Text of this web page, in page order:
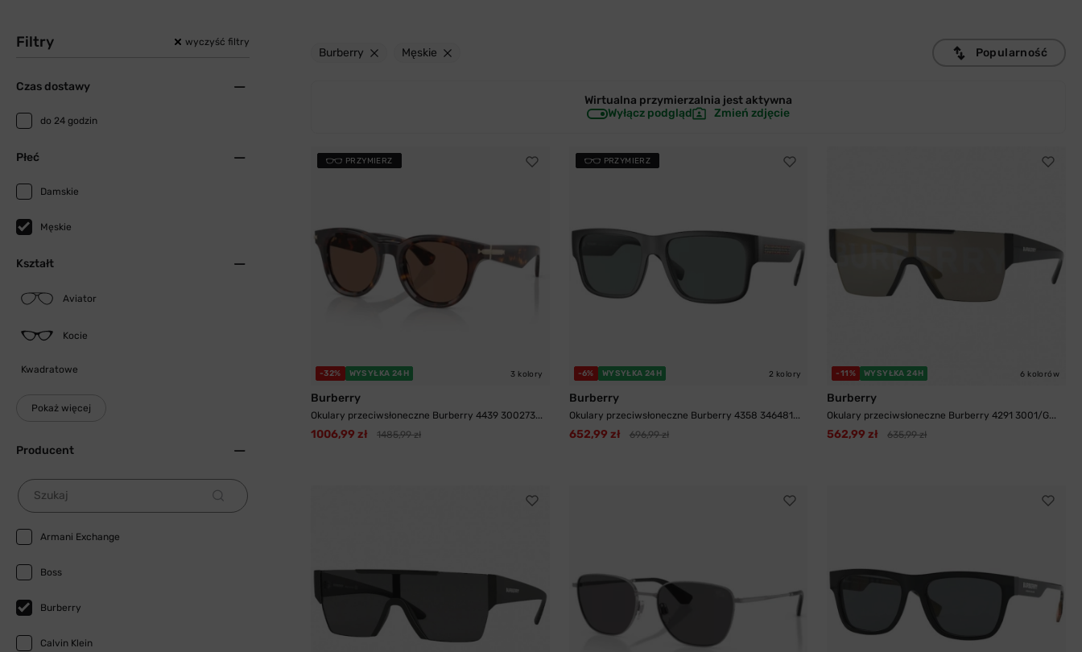
Filtry wyczyść filtry
Czas dostawy
do 24 godzin
Płeć
Damskie
Męskie
Kształt
Aviator
Kocie
Kwadratowe
Pokaż więcej
Producent
Szukaj
Armani Exchange
Boss
Burberry
Calvin Klein
Burberry Męskie Popularność
Wirtualna przymierzalnia jestaktywna
Wyłącz podgląd
Zmień zdjęcie
PRZYMIERZ
-32% WYSYŁKA 24H 3 kolory
Burberry
Okulary przeciwsłoneczne Burberry 4439 300273...
1006,99 zł 1485,99 zł
PRZYMIERZ
-6% WYSYŁKA 24H 2 kolory
Burberry
Okulary przeciwsłoneczne Burberry 4358 346481...
652,99 zł 696,99 zł
-11% WYSYŁKA 24H 6 kolorów
Burberry
Okulary przeciwsłoneczne Burberry 4291 3001/G...
562,99 zł 635,99 zł